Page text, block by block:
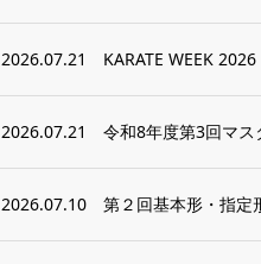
2026.07.21 KARATE WEEK
2026.07.21 令和8年度第3回マ
2026.07.10 第２回基本形・指定